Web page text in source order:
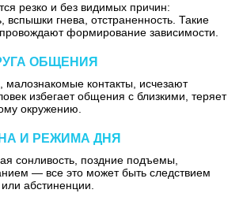
резко и без видимых причин:
вспышки гнева, отстраненность. Такие
формирование зависимости.
ОБЩЕНИЯ
контакты, исчезают
избегает общения с близкими, теряет
окружению.
И РЕЖИМА ДНЯ
сонливость, поздние подъемы,
— все это может быть следствием
абстиненции.